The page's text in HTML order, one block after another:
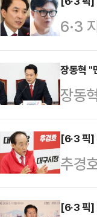
수 있
LG사
앞두
이고,
다.이
는 최
6·3
식 후
공방
없이
북구
했다
청와
'한…
장동혁 "
장동
바라
는 11
고,
려나"
이다"
[6·3 픽]
추경
작 수
장 후
[6·3 픽]